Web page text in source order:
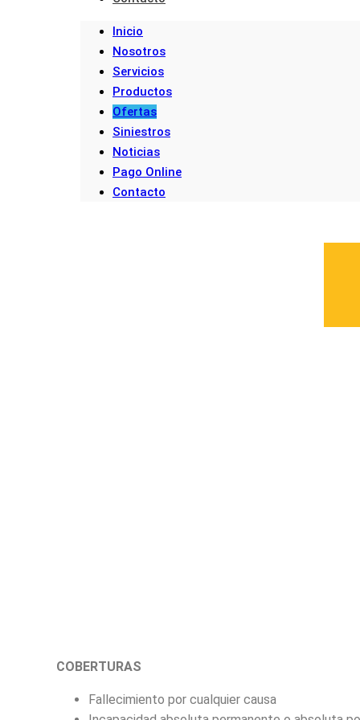
Inicio
Nosotros
Servicios
Productos
Ofertas
Siniestros
Noticias
Pago Online
Contacto
COBERTURAS
Fallecimiento por cualquier causa